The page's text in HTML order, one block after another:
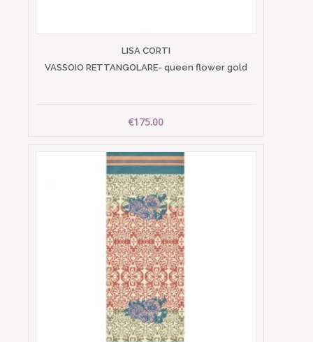
LISA CORTI
VASSOIO RETTANGOLARE- queen flower gold
€175.00